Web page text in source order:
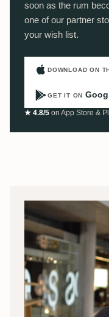
soon as the rum
one of our partner
your wish list.
DOWNLOAD ON
GET IT ON
★ 4.8/5 on App Store &